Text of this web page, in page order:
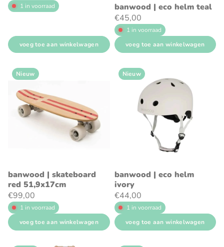
1 in voorraad
voeg toe aan winkelwagen
banwood | eco helm teal
€45,00
1 in voorraad
voeg toe aan winkelwagen
Nieuw
banwood | skateboard
red 51,9x17cm
€99,00
1 in voorraad
voeg toe aan winkelwagen
Nieuw
banwood | eco helm
ivory
€44,00
1 in voorraad
voeg toe aan winkelwagen